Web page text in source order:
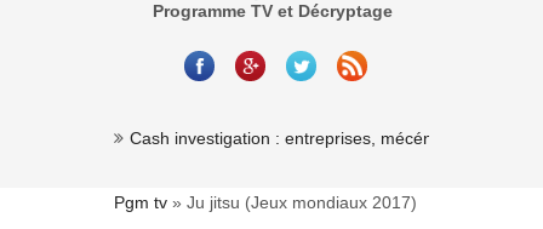
Programme TV et Décryptage
Cash investigation : entreprises, mécénat,
Pgm tv » Ju jitsu (Jeux mondiaux 2017)